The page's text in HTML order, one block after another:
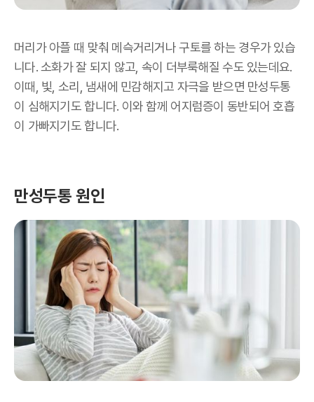
머리가 아플 때 맞춰 메슥거리거나 구토를 하는 경우가 있습
니다. 소화가 잘 되지 않고, 속이 더부룩해질 수도 있는데요.
이때, 빛, 소리, 냄새에 민감해지고 자극을 받으면 만성두통
이 심해지기도 합니다. 이와 함께 어지럼증이 동반되어 호흡
이 가빠지기도 합니다.
만성두통 원인